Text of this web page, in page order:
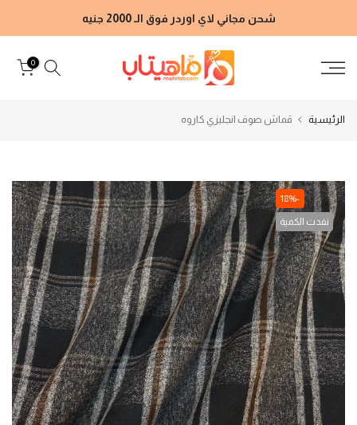
إلى
شحن مجاني لاي اوردر فوق الـ 2000 جنيه
0
الرئيسية قماش صوف انجليزي كاروه
-18%
نفدت الكمية